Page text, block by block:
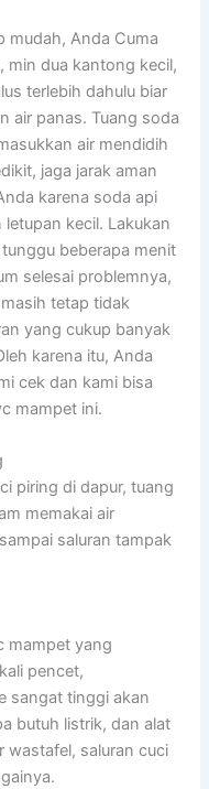
mudah, Anda Cuma
min dua kantong kecil,
terlebih dahulu biar
air panas. Tuang soda
air mendidih
jaga jarak aman
karena soda api
kecil. Lakukan
beberapa menit
selesai problemnya,
tetap tidak
yang cukup banyak
karena itu, Anda
cek dan kami bisa
mampet ini.
piring di dapur, tuang
memakai air
saluran tampak
mampet yang
pencet,
sangat tinggi akan
butuh listrik, dan alat
wastafel, saluran cuci